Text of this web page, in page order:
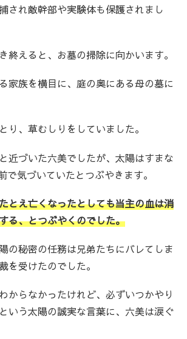
され敵幹部や実験体も保護されまし
終えると、お墓の掃除に向かいます。
家族を横目に、庭の奥にある母の墓に
り、草むしりをしていました。
近づいた六美でしたが、太陽はすまな
で気づいていたとつぶやきます。
とえ亡くなったとしても当主の血は消
る、とつぶやくのでした。
の秘密の任務は兄弟たちにバレてしま
を受けたのでした。
からなかったけれど、必ずいつかやり
いう太陽の誠実な言葉に、六美は涙ぐ